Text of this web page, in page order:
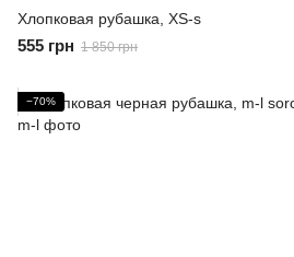
Хлопковая рубашка, XS-s
555 грн 1 850 грн
−70%